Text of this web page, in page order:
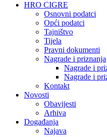
HRO CIGRE
Osnovni podatci​
Opći podatci
Tajništvo
Tijela
Pravni dokumenti
Nagrade i priznanja
Nagrade i
Nagrade i
Kontakt
Novosti
Obavijesti
Arhiva
Događanja
Najava